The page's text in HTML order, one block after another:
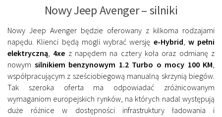
Nowy Jeep Avenger – silniki
Nowy Jeep Avenger będzie oferowany z kilkoma rodzajami
napędu. Klienci będą mogli wybrać wersję e-Hybrid w pełni
elektryczną 4xe z napędem na cztery koła oraz odmianę z
nowym silnikiem benzynowym 1.2 Turbo o mocy 100 KM
współpracującym z sześciobiegową manualną skrzynią biegów.
Tak szeroka oferta ma odpowiadać zróżnicowanym
wymaganiom europejskich rynków, na których nadal występują
duże różnice w dostępności infrastruktury ładowania i